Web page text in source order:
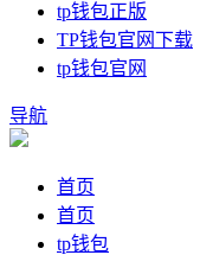
tp钱包正版
TP钱包官网下载
tp钱包官网
导航
首页
首页
tp钱包